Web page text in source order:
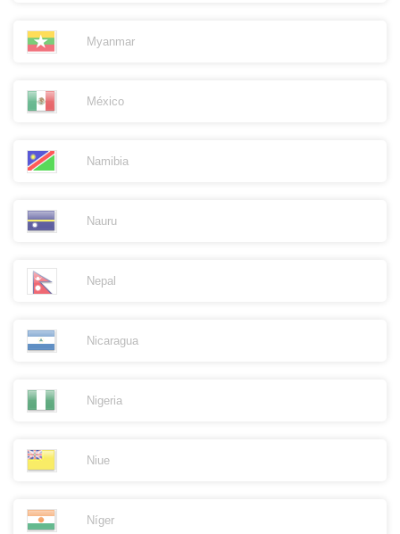
Myanmar
México
Namibia
Nauru
Nepal
Nicaragua
Nigeria
Niue
Níger